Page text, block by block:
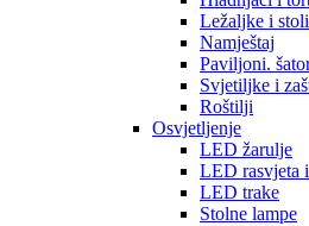
Ležaljke i
Namještaj
Paviljoni.
Svjetiljke i
Roštilji
Osvjetljenje
LED žarulje
LED rasvjeta
LED trake
Stolne lampe